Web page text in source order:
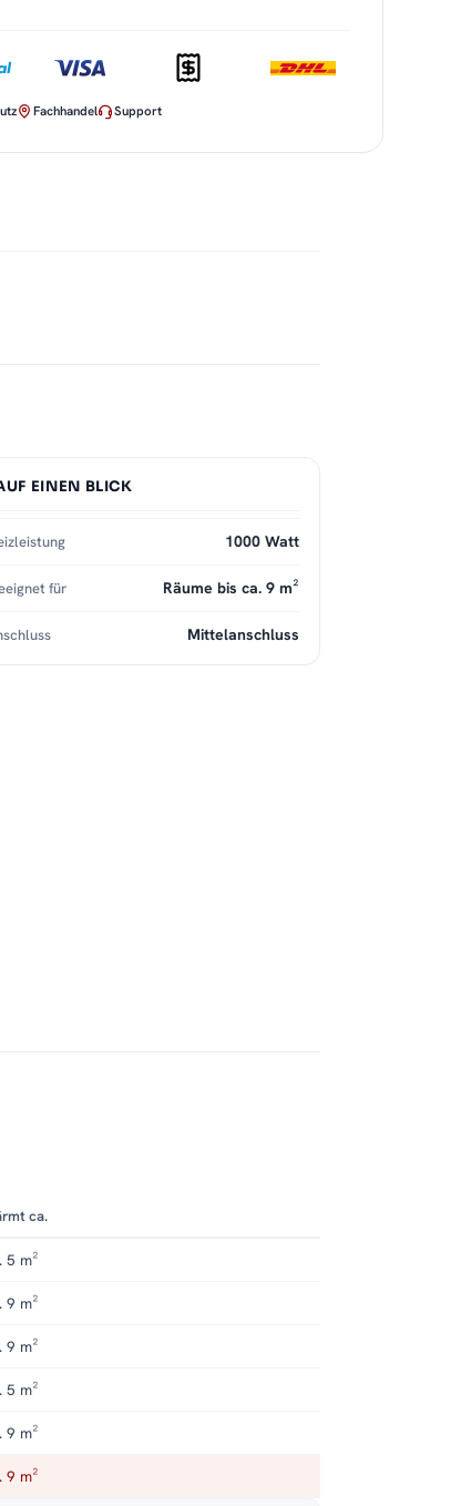
Fachhandel Support
EINEN BLICK
1000 Watt
für Räume bis ca. 9 m²
Mittelanschluss
ca.
5 m²
9 m²
9 m²
5 m²
9 m²
9 m²